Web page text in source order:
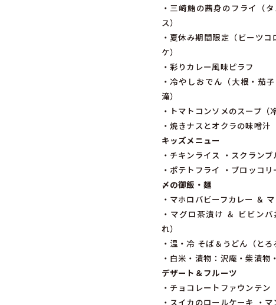
・三崎鮪の茜身のフライ（
ス）
・夏休み期間限定（ビーツ
ケ）
・彩りカレー風味ピラフ
・冷やしおでん（大根・茄
滝）
・トマトコンソメのスープ（
・焼きナスとオクラの味噌汁
キッズメニュー
・チキンライス ・スクラン
・ポテトフライ ・ブロッコ
〆の御飯・麺
・マホロバビーフカレー ＆
・マグロ茶漬け ＆ ビビン
れ）
・温・冷 そば＆うどん（とろ
・白米・漬物：沢庵・柴漬物
デザート＆フルーツ
・チョコレートファウンテン
・スイカのロールケーキ ・